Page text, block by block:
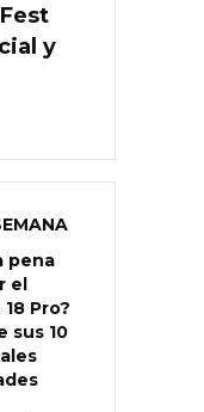
y
pena
el
Pro?
sus 10